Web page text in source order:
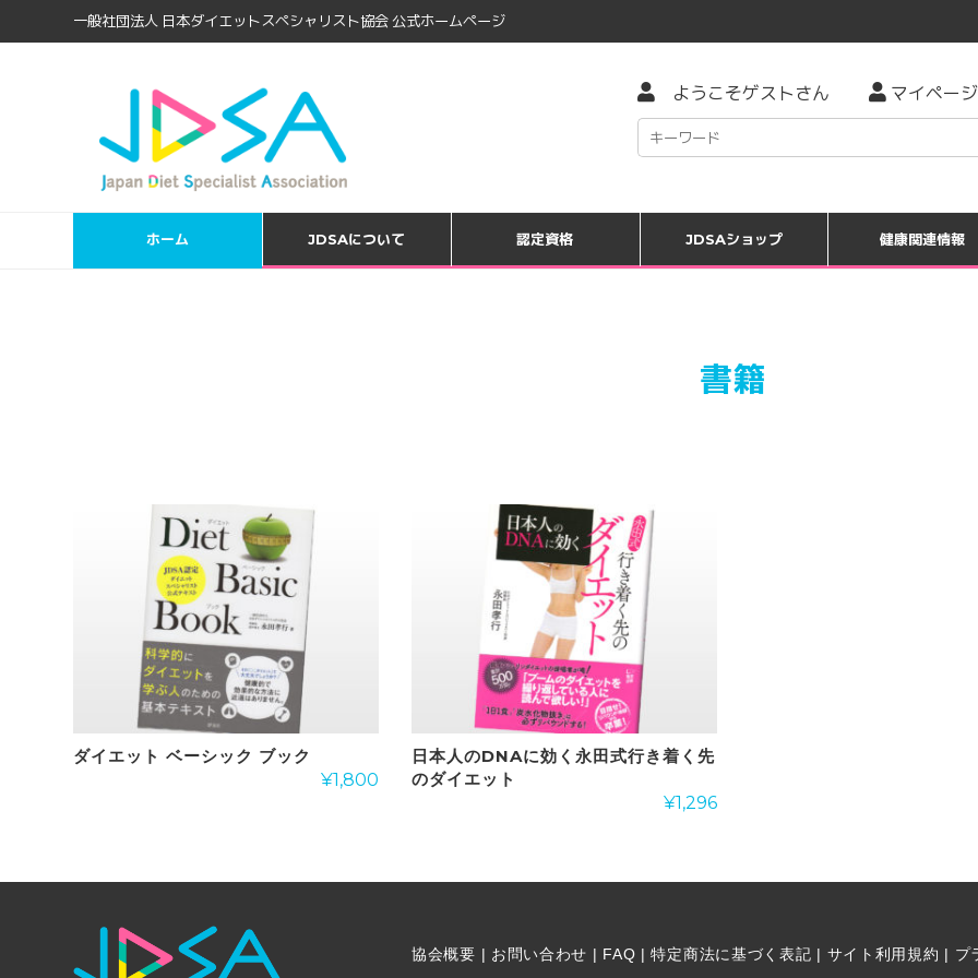
一般社団法人 日本ダイエットスペシャリスト協会 公式ホームページ
ようこそゲストさん マイページ
ホーム JDSAについて 認定資格 JDSAショップ 健康関連情報
書籍
ダイエット ベーシック ブック
¥1,800
日本人のDNAに効く永田式行き着く先
のダイエット
¥1,296
協会概要 | お問い合わせ | FAQ |特定商法に基づく表記 | サイト利用規約 | プ